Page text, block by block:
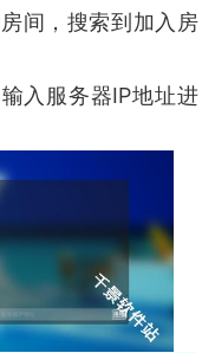
间，搜索到加入房
入服务器IP地址进